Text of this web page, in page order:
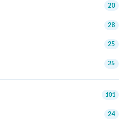
20
28
25
25
101
24